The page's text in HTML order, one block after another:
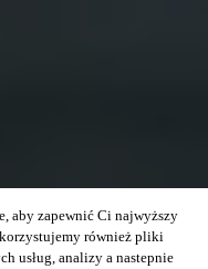
aby zapewnić Ci najwyższy
również pliki
usług, analizy a nastepnie